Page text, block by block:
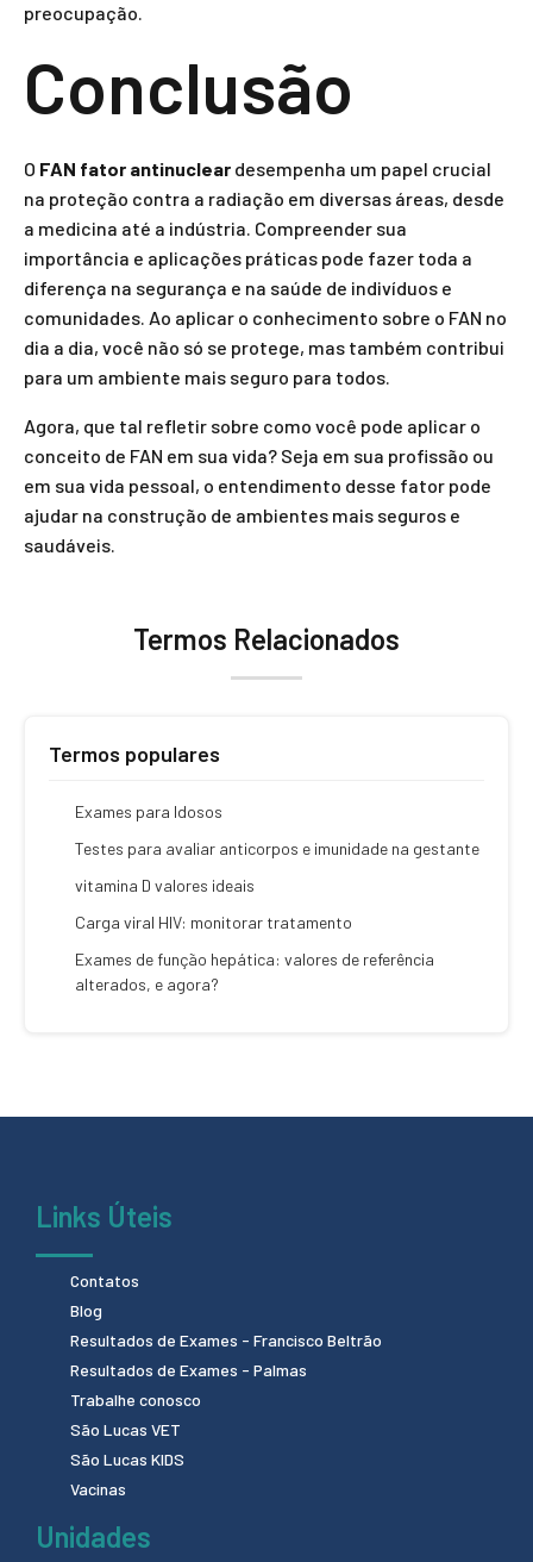
preocupação.
Conclusão
O FAN fator antinuclear desempenha um papel crucial
na proteção contra a radiação em diversas áreas, desde
a medicina até a indústria. Compreender sua
importância e aplicações práticas pode fazer toda a
diferença na segurança e na saúde de indivíduos e
comunidades. Ao aplicar o conhecimento sobre o FAN no
dia a dia, você não só se protege, mas também contribui
para um ambiente mais seguro para todos.
Agora, que tal refletir sobre como você pode aplicar o
conceito de FAN em sua vida? Seja em sua profissão ou
em sua vida pessoal, o entendimento desse fator pode
ajudar na construção de ambientes mais seguros e
saudáveis.
Termos Relacionados
Termos populares
Exames para Idosos
Testes para avaliar anticorpos e imunidade na gestante
vitamina D valores ideais
Carga viral HIV: monitorar tratamento
Exames de função hepática: valores de referência
alterados, e agora?
Links Úteis
Contatos
Blog
Resultados de Exames - Francisco Beltrão
Resultados de Exames - Palmas
Trabalhe conosco
São Lucas VET
São Lucas KIDS
Vacinas
Unidades